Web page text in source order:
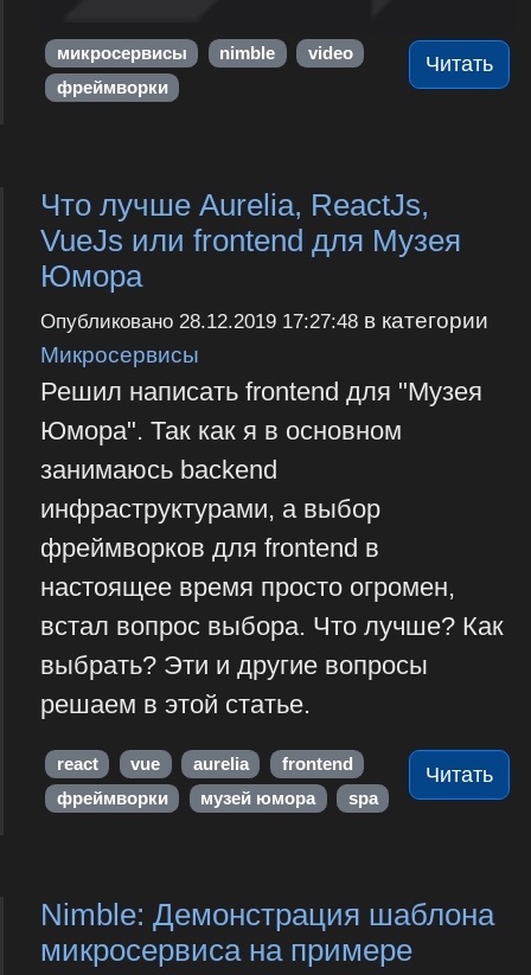
Читать
микросервисы nimble
video
фреймворки
Что лучше Aurelia, ReactJs,
VueJs или frontend для Музея
Юмора
Опубликовано 28.12.2019 17:27:48в категории
Микросервисы
Решил написать frontend для "Музея
Юмора". Так как я в основном
занимаюсь backend
инфраструктурами, а выбор
фреймворков для frontend в
настоящее время просто огромен,
встал вопрос выбора. Что лучше? Как
выбрать? Эти и другие вопросы
решаем в этой статье.
Читать
react vue aurelia
frontend
фреймворки
музей юмора spa
Nimble: Демонстрация шаблона
микросервиса на примере